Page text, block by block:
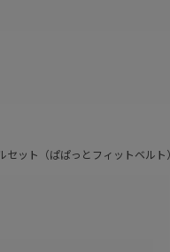
セット（ぱぱっとフィットベルト